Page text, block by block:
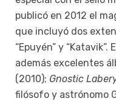
publicó en 2012 el
que incluyó dos
“Epuyén” y
además excelentes
(2010); Gnostic
filósofo y astrónomo